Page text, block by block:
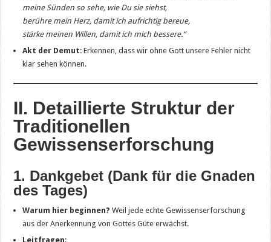
meine Sünden so sehe, wie Du sie siehst,
berühre mein Herz, damit ich aufrichtig bereue,
stärke meinen Willen, damit ich mich bessere.“
Akt der Demut: Erkennen, dass wir ohne Gott unsere Fehler nicht
klar sehen können.
II. Detaillierte Struktur der
Traditionellen
Gewissenserforschung
1. Dankgebet (Dank für die Gnaden
des Tages)
Warum hier beginnen? Weil jede echte Gewissenserforschung
aus der Anerkennung von Gottes Güte erwächst.
Leitfragen: